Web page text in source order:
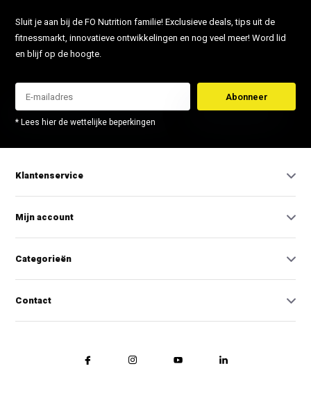
Sluit je aan bij de FO Nutrition familie! Exclusieve deals, tips uit de
fitnessmarkt, innovatieve ontwikkelingen en nog veel meer! Word lid
en blijf op de hoogte.
Abonneer
* Lees hier de wettelijke beperkingen
Klantenservice
Mijn account
Categorieën
Contact